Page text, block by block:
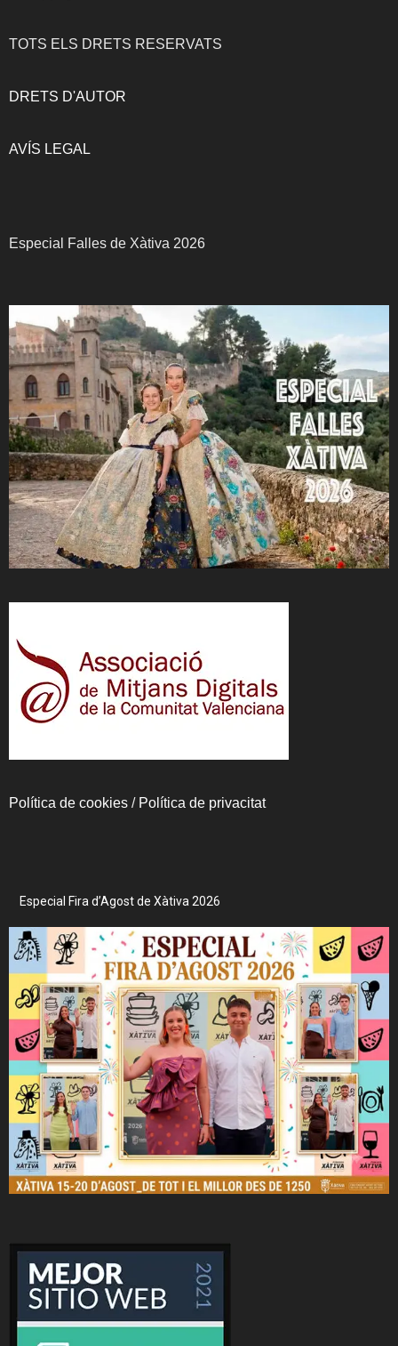
TOTS ELS DRETS RESERVATS
DRETS D'AUTOR
AVÍS LEGAL
Especial Falles de Xàtiva 2026
Política de cookies / Política de privacitat
Especial Fira d’Agost de Xàtiva 2026